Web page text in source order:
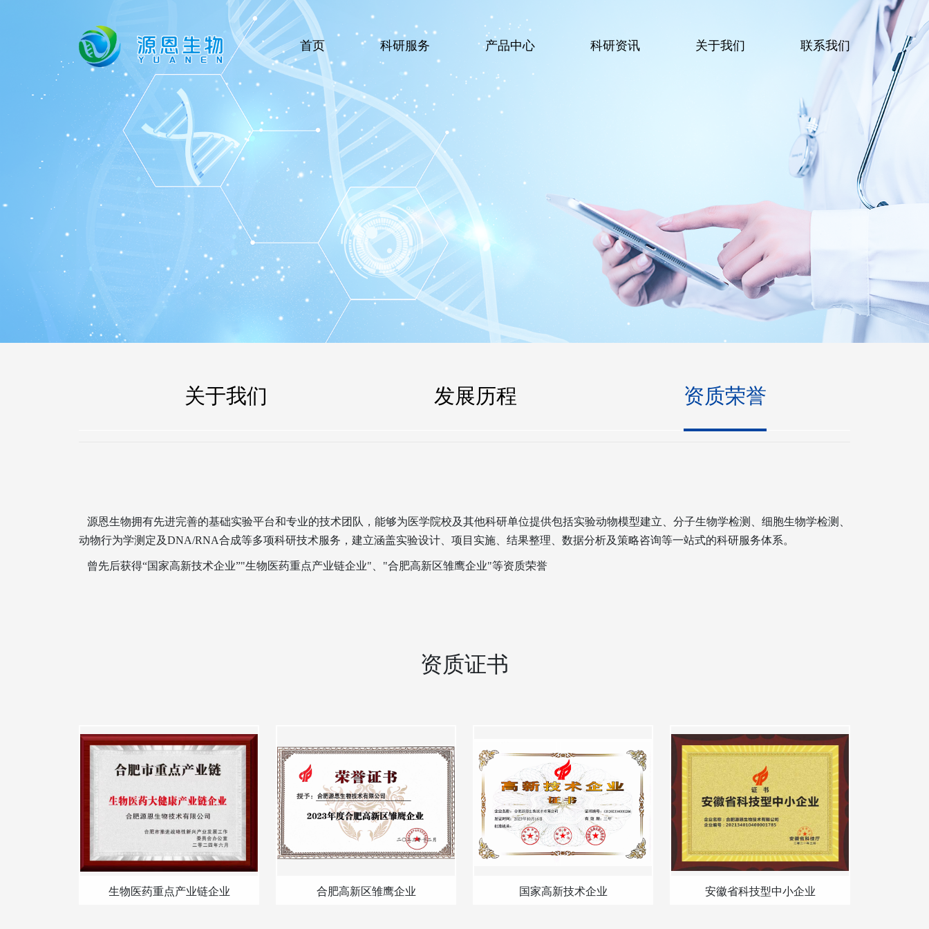
首页 科研服务 产品中心 科研资讯 关于我们 联系我们
关于我们 发展历程 资质荣誉
源恩生物拥有先进完善的基础实验平台和专业的技术团队，能够为医学院校及其他科研单位提供包括实验动物模型建立、分子生物学检测、细胞生物学检测、
动物行为学测定及DNA/RNA合成等多项科研技术服务，建立涵盖实验设计、项目实施、结果整理、数据分析及策略咨询等一站式的科研服务体系。
曾先后获得“国家高新技术企业”"生物医药重点产业链企业"、"合肥高新区雏鹰企业"等资质荣誉
资质证书
生物医药重点产业链企业 合肥高新区雏鹰企业 国家高新技术企业 安徽省科技型中小企业